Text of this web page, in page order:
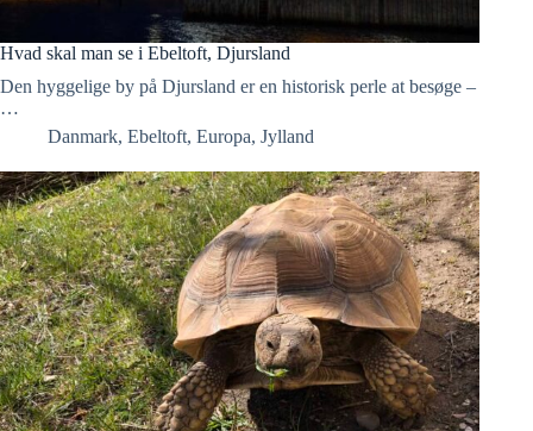
Hvad skal man se i Ebeltoft, Djursland
Den hyggelige by på Djursland er en historisk perle at besøge –
…
Danmark, Ebeltoft, Europa, Jylland